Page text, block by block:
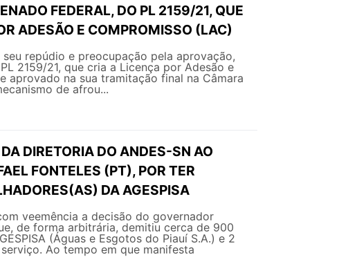
FEDERAL, DO PL 2159/21, QUE
ADESÃO E COMPROMISSO (LAC)
seu repúdio e preocupação pela aprovação,
2159/21, que cria a Licença por Adesão e
aprovado na sua tramitação final na Câmara
de afrou...
DIRETORIA DO ANDES-SN AO
FONTELES (PT), POR TER
DA AGESPISA
veemência a decisão do governador
de forma arbitrária, demitiu cerca de 900
(Águas e Esgotos do Piauí S.A.) e 2
Ao tempo em que manifesta